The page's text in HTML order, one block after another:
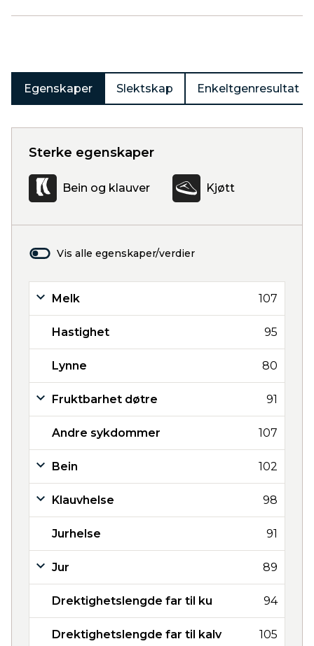
Egenskaper Slektskap Enkeltgenresultat
Sterke egenskaper
Bein og klauver Kjøtt
Vis alle egenskaper/verdier
Melk 107
Hastighet 95
Lynne 80
Fruktbarhet døtre 91
Andre sykdommer 107
Bein 102
Klauvhelse 98
Jurhelse 91
Jur 89
Drektighetslengde far til ku 94
Drektighetslengde far til kalv 105